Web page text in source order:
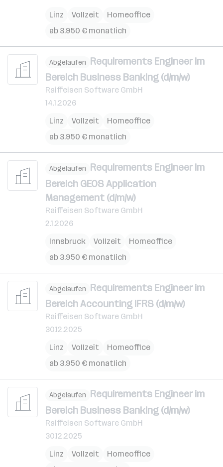
Linz
Vollzeit
Homeoffice
ab 3.950 € monatlich
Abgelaufen Requirements Engineer im
Bereich Business Banking (d/m/w)
Raiffeisen Software GmbH
14.1.2026
Linz
Vollzeit
Homeoffice
ab 3.950 € monatlich
Abgelaufen Requirements Engineer im
Bereich GEOS Application
Management (d/m/w)
Raiffeisen Software GmbH
2.1.2026
Innsbruck
Vollzeit
Homeoffice
ab 3.950 € monatlich
Abgelaufen Requirements Engineer im
Bereich Accounting IFRS (d/m/w)
Raiffeisen Software GmbH
30.12.2025
Linz
Vollzeit
Homeoffice
ab 3.950 € monatlich
Abgelaufen Requirements Engineer im
Bereich Business Banking (d/m/w)
Raiffeisen Software GmbH
30.12.2025
Linz
Vollzeit
Homeoffice